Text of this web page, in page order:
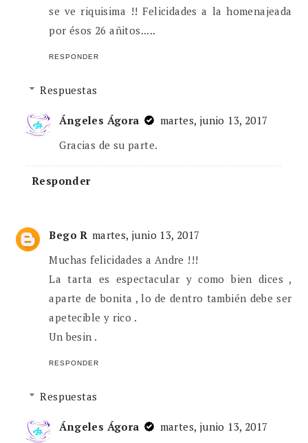
se ve riquisima !! Felicidades a la homenajeada
por ésos 26 añitos.....
RESPONDER
Respuestas
Ángeles Ágora
martes, junio 13, 2017
Gracias de su parte.
Responder
Bego R martes, junio 13, 2017
Muchas felicidades a Andre !!!
La tarta es espectacular y como bien dices ,
aparte de bonita , lo de dentro también debe ser
apetecible y rico .
Un besin .
RESPONDER
Respuestas
Ángeles Ágora
martes, junio 13, 2017